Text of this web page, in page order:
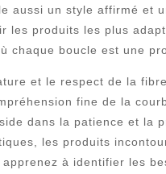
aussi un style affirmé et
produits les plus
boucle est une
et le respect de la
fine de la
dans la patience et la
les produits
à identifier les